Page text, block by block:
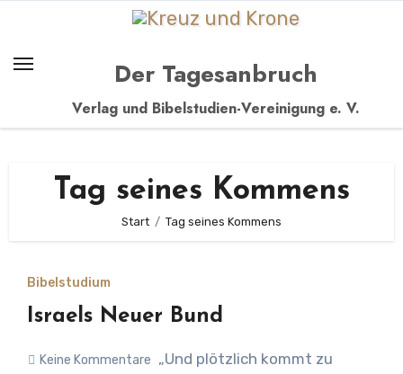
springen
Der Tagesanbruch
Verlag und Bibelstudien-Vereinigung e. V.
Tag seines Kommens
Start Tag seines Kommens
Bibelstudium
Israels Neuer Bund
Keine Kommentare „Und plötzlich kommt zu